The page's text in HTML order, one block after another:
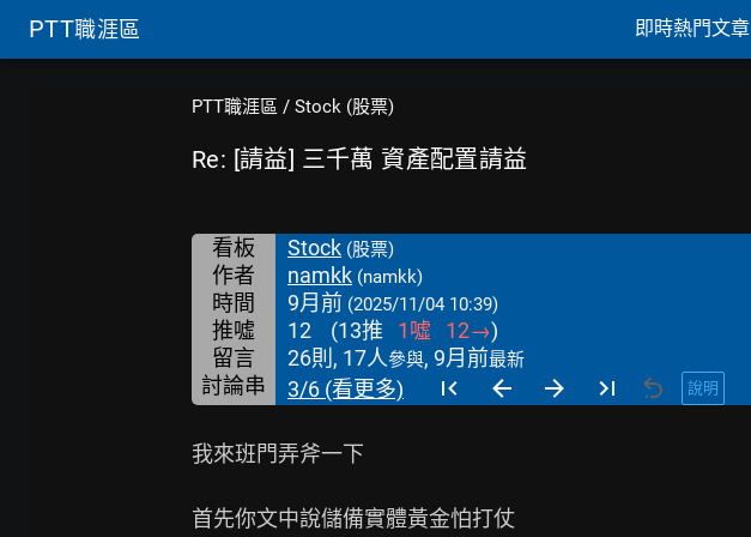
PTT職涯區 即時熱門文章
PTT職涯區 / Stock (股票)
Re: [請益] 三千萬 資產配置請益
看板 Stock (股票)
作者 namkk (namkk)
時間 9月前 (2025/11/04 10:39)
推噓 12 (13推 1噓 12→)
留言
26則, 17人參與, 9月前最新
討論串 3/6 (看更多) 說明
我來班門弄斧一下
首先你文中說儲備實體黃金怕打仗